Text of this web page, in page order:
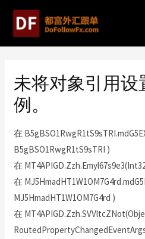
未将对象引用设
例。
在
B5gBSO1RwgR1tS9sTRI )
在
在
MJ5HmadHT1W1OM7G4rd )
在